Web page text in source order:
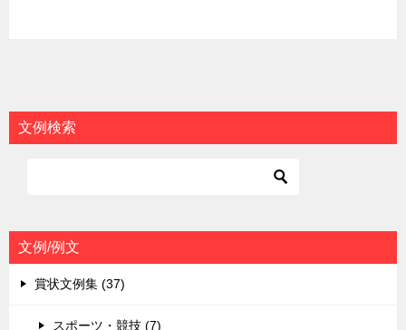
文例検索
文例/例文
賞状文例集 (37)
スポーツ・競技 (7)